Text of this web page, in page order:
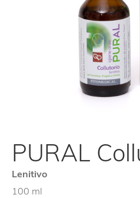
PURAL
Lenitivo
100 ml